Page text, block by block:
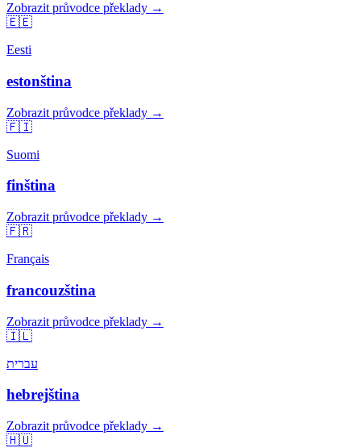
Zobrazit průvodce překlady →
🇪🇪
Eesti
estonština
Zobrazit průvodce překlady →
🇫🇮
Suomi
finština
Zobrazit průvodce překlady →
🇫🇷
Français
francouzština
Zobrazit průvodce překlady →
🇮🇱
עברית
hebrejština
Zobrazit průvodce překlady →
🇭🇺